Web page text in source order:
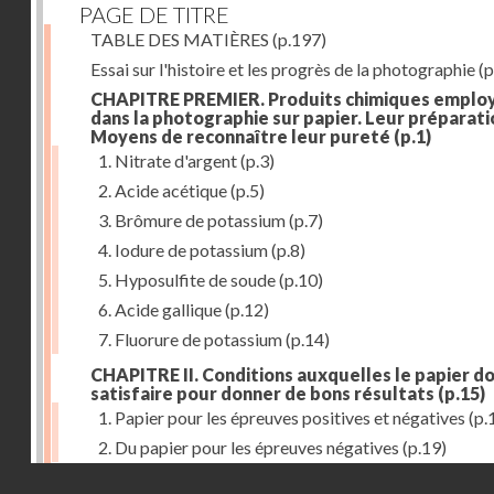
PAGE DE TITRE
TABLE DES MATIÈRES (p.197)
Essai sur l'histoire et les progrès de la photographie
CHAPITRE PREMIER. Produits chimiques
dans la photographie sur papier. Leur
Moyens de reconnaître leur pureté (p.1)
1. Nitrate d'argent(p.3)
2. Acide acétique(p.5)
3. Brômure de potassium(p.7)
4. Iodure de potassium(p.8)
5. Hyposulfite de soude(p.10)
6. Acide gallique(p.12)
7. Fluorure de potassium(p.14)
CHAPITRE II. Conditions auxquelles le papier
satisfaire pour donner de bons résultats (p.15)
1. Papier pour les épreuves positives et négatives
2. Du papier pour les épreuves négatives (p.19)